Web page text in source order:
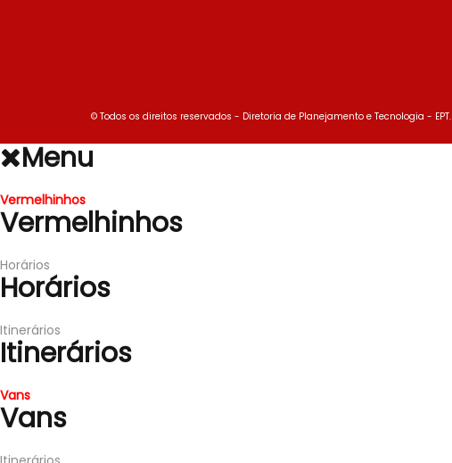
© Todos os direitos reservados - Diretoria de Planejamento e Tecnologia - EPT.
Menu
Vermelhinhos
Vermelhinhos
Horários
Horários
Itinerários
Itinerários
Vans
Vans